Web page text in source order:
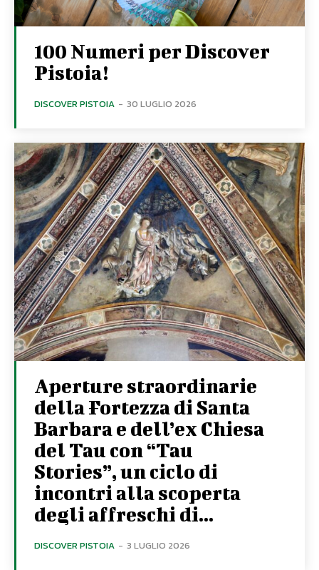
100 Numeri per Discover
Pistoia!
DISCOVER PISTOIA - 30 LUGLIO 2026
Aperture straordinarie
della Fortezza di Santa
Barbara e dell’ex Chiesa
del Tau con “Tau
Stories”, un ciclo di
incontri alla scoperta
degli affreschi di...
DISCOVER PISTOIA - 3 LUGLIO 2026